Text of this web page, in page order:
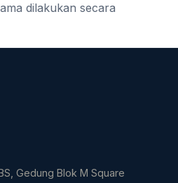
dilakukan secara
Gedung Blok M Square